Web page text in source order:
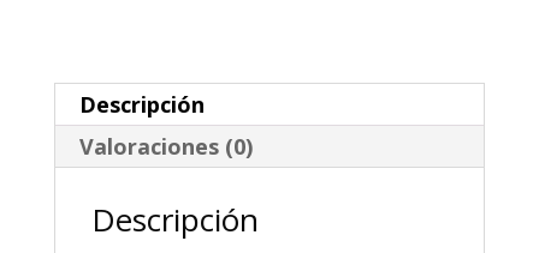
Descripción
Valoraciones (0)
Descripción